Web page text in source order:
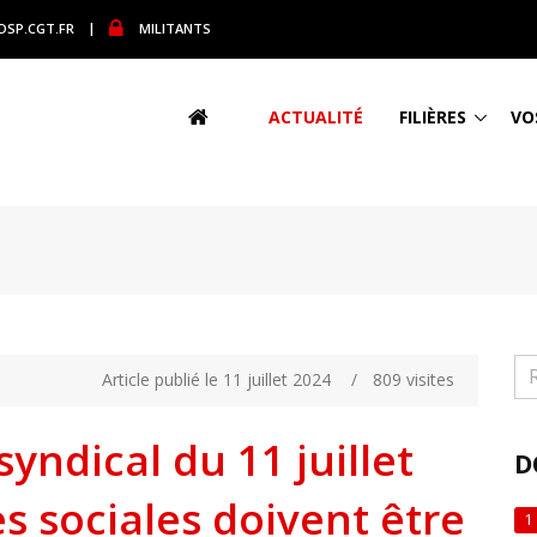
| MILITANTS
ACTUALITÉ FILIÈRES
Article publié le 11 juillet 2024 / 809 visites
du 11 juillet
sociales doivent être
1